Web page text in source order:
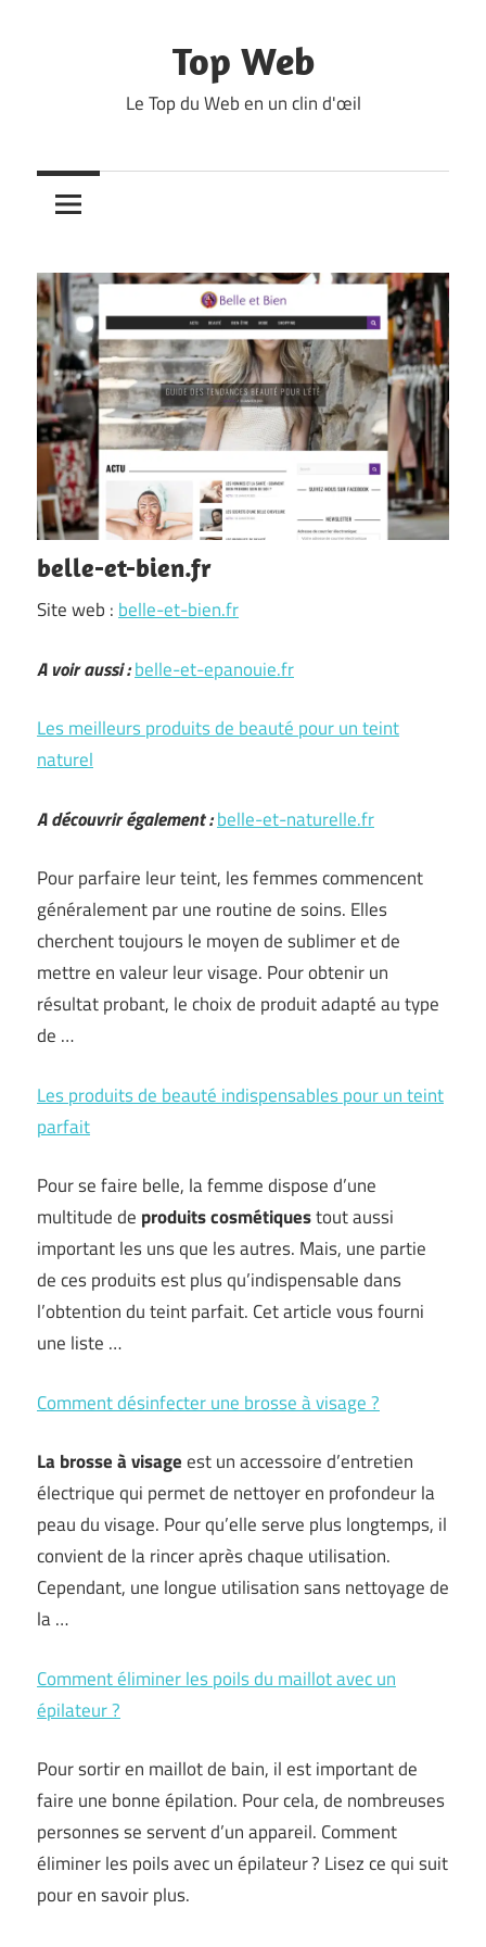
Top Web
Le Top du Web en un clin d'œil
belle-et-bien.fr
Site web : belle-et-bien.fr
A voir aussi :belle-et-epanouie.fr
Les meilleurs produits de beauté pour un teint
naturel
A découvrir également :belle-et-naturelle.fr
Pour parfaire leur teint, les femmes commencent
généralement par une routine de soins. Elles
cherchent toujours le moyen de sublimer et de
mettre en valeur leur visage. Pour obtenir un
résultat probant, le choix de produit adapté au type
de …
Les produits de beauté indispensables pour un teint
parfait
Pour se faire belle, la femme dispose d’une
multitude de produits cosmétiquestout aussi
important les uns que les autres. Mais, une partie
de ces produits est plus qu’indispensable dans
l’obtention du teint parfait. Cet article vous fourni
une liste …
Comment désinfecter une brosse à visage ?
La brosse à visageest un accessoire d’entretien
électrique qui permet de nettoyer en profondeur la
peau du visage. Pour qu’elle serve plus longtemps, il
convient de la rincer après chaque utilisation.
Cependant, une longue utilisation sans nettoyage de
la …
Comment éliminer les poils du maillot avec un
épilateur ?
Pour sortir en maillot de bain, il est important de
faire une bonne épilation. Pour cela, de nombreuses
personnes se servent d’un appareil. Comment
éliminer les poils avec un épilateur ? Lisez ce qui suit
pour en savoir plus.